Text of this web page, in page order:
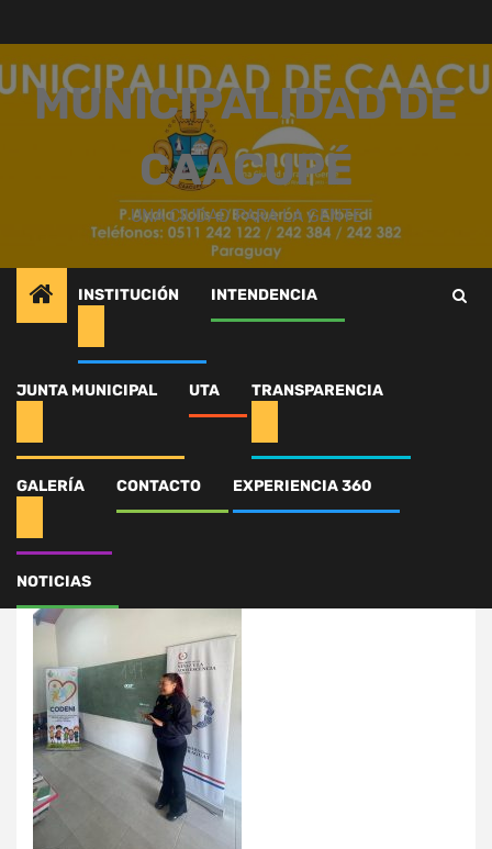
contenido
MUNICIPALIDAD DE
CAACUPÉ
UNA CIUDAD PARA LA GENTE
INSTITUCIÓN INTENDENCIA
JUNTA MUNICIPAL UTA TRANSPARENCIA
GALERÍA CONTACTO EXPERIENCIA 360
NOTICIAS